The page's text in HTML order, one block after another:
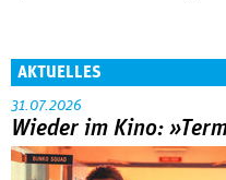
AKTUELLES
31.07.2026
Wieder im Kino: